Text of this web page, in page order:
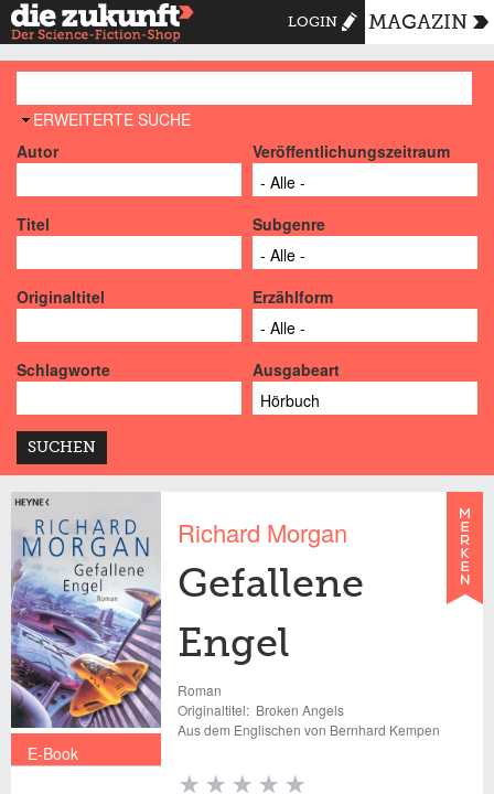
LOGIN MAGAZIN
AUSBLENDEN
ERWEITERTE SUCHE
Autor
Veröffentlichungszeitraum
Titel Subgenre
Originaltitel Erzählform
Schlagworte Ausgabeart
E-Book
Richard Morgan
Gefallene
Engel
Roman
Originaltitel: Broken Angels
Aus dem Englischen von Bernhard Kempen